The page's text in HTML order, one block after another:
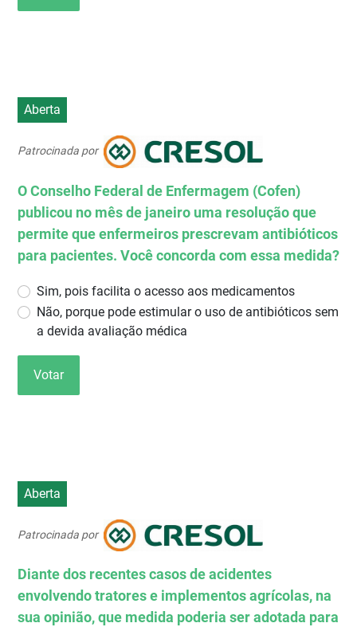
Aberta
Patrocinada por
O Conselho Federal de Enfermagem (Cofen)
publicou no mês de janeiro uma resolução que
permite que enfermeiros prescrevam antibióticos
para pacientes. Você concorda com essa medida?
Sim, pois facilita o acesso aos medicamentos
Não, porque pode estimular o uso de antibióticos sem
a devida avaliação médica
Votar
Aberta
Patrocinada por
Diante dos recentes casos de acidentes
envolvendo tratores e implementos agrícolas, na
sua opinião, que medida poderia ser adotada para